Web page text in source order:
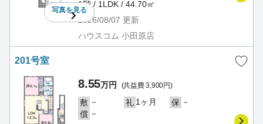
写真を見る
1階 / 1LDK / 44.70㎡
2026/08/07 更新
ハウスコム 小田原店
201号室
8.55万円 (共益費 3,900円)
敷 － 礼 1ヶ月 保 －
償 －